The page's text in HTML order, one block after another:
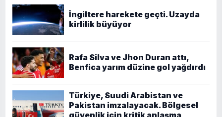
İngiltere harekete geçti. Uzayda
kirlilik büyüyor
Rafa Silva ve Jhon Duran attı,
Benfica yarım düzine gol yağdırdı
Türkiye, Suudi Arabistan ve
Pakistan imzalayacak. Bölgesel